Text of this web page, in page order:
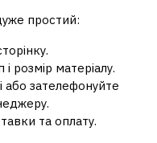
простий:
розмір матеріалу.
або зателефонуйте
та оплату.